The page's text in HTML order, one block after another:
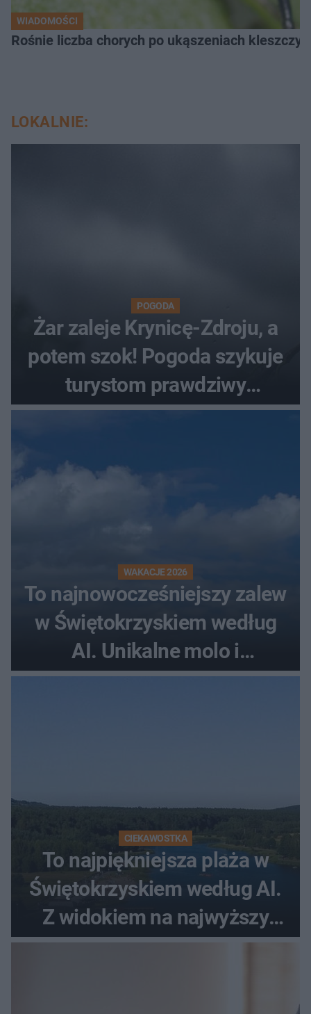
WIADOMOŚCI
Rośnie liczba chorych po ukąszeniach
LOKALNIE:
POGODA
Żar zaleje Krynicę-Zdroju, a
potem szok! Pogoda szykuje
turystom prawdziwy
rollercoaster
WAKACJE 2026
To najnowocześniejszy zalew
w Świętokrzyskiem według
AI. Unikalne molo i
promenada
CIEKAWOSTKA
To najpiękniejsza plaża w
Świętokrzyskiem według AI.
Z widokiem na najwyższy
szczyt Gór Świętokrzyskich